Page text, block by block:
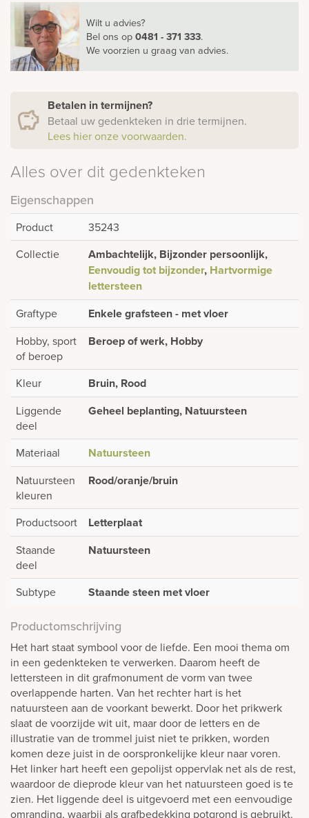
Wilt u advies?
Bel ons op0481 - 371 333.
We voorzien u graag van advies.
Betalen in termijnen?
Betaal uw gedenkteken in drie termijnen.
Lees hier onze voorwaarden.
Alles over dit gedenkteken
Eigenschappen
Product
35243
Collectie
Ambachtelijk, Bijzonder persoonlijk,
Eenvoudig tot bijzonder, Hartvormige
lettersteen
Graftype Enkele grafsteen - met vloer
Hobby, sport
of beroep
Beroep of werk, Hobby
Kleur Bruin, Rood
Liggende
deel
Geheel beplanting, Natuursteen
Materiaal Natuursteen
Natuursteen
kleuren
Rood/oranje/bruin
Productsoort Letterplaat
Staande
deel
Natuursteen
Subtype Staande steen met vloer
Productomschrijving
Het hart staat symbool voor de liefde. Een mooi thema om
in een gedenkteken te verwerken. Daarom heeft de
lettersteen in dit grafmonument de vorm van twee
overlappende harten. Van het rechter hart is het
natuursteen aan de voorkant bewerkt. Door het prikwerk
slaat de voorzijde wit uit, maar door de letters en de
illustratie van de trommel juist niet te prikken, worden
komen deze juist in de oorspronkelijke kleur naar voren.
Het linker hart heeft een gepolijst oppervlak net als de rest,
waardoor de dieprode kleur van het natuursteen goed is te
zien. Het liggende deel is uitgevoerd met een eenvoudige
omranding, waarbij als grafbedekking potgrond is gebruikt.